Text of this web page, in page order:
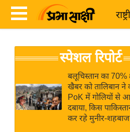
News
Hindi
Hindi
ब
र
स्पेशल रिपोर्ट
बलूचिस्तान का 70%
खैबर को तालिबान ने
PoK में गोलियों से
दबाया, किस
कर रहे मुनीर-